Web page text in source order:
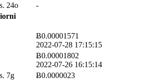
24o
-
Ƀ0.00001571
2022-07-28 17:15:15
Ƀ0.00001802
2022-07-26 16:15:14
7g
Ƀ0.0000023